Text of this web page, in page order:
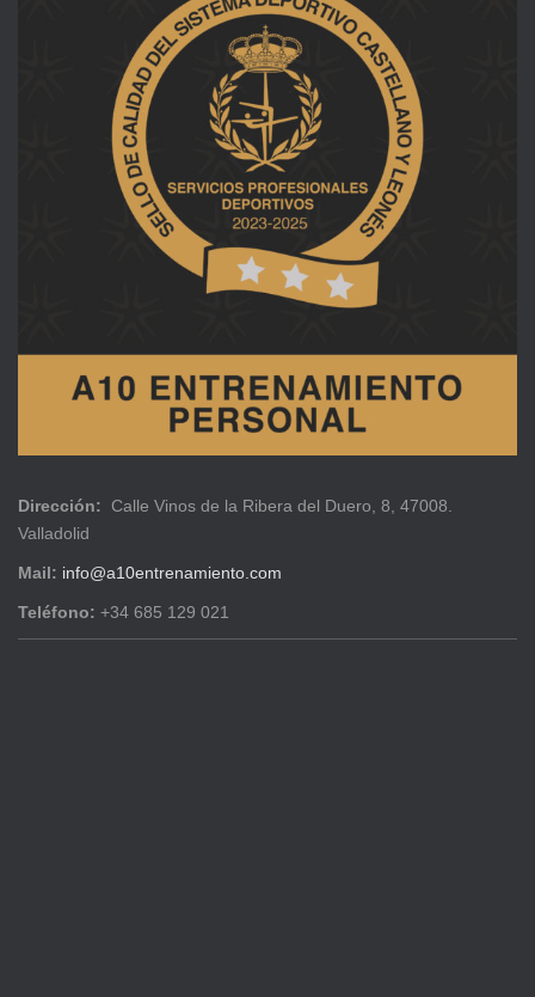
Dirección: Calle Vinos de la Ribera del Duero, 8, 47008.
Valladolid
Mail: info@a10entrenamiento.com
Teléfono: +34 685 129 021